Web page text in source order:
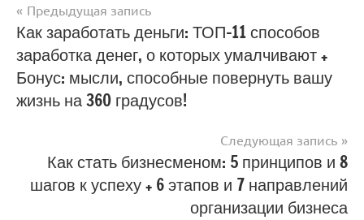
Навигация
по
записям
Предыдущая запись
Как заработать деньги: ТОП-11 способов
заработка денег, о которых умалчивают +
Бонус: мысли, способные повернуть вашу
жизнь на 360 градусов!
Следующая запись
Как стать бизнесменом: 5 принципов и 8
шагов к успеху + 6 этапов и 7 направлений
организации бизнеса